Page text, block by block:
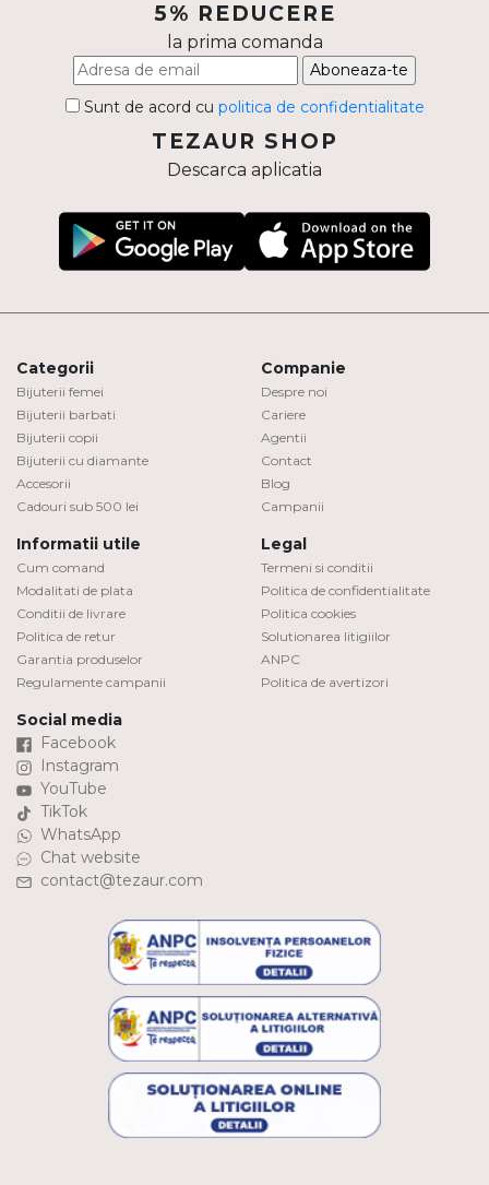
5% REDUCERE
la prima comanda
Aboneaza-te
Sunt de acord cu politica de confidentialitate
TEZAUR SHOP
Descarca aplicatia
Categorii
Bijuterii femei
Bijuterii barbati
Bijuterii copii
Bijuterii cu diamante
Accesorii
Cadouri sub 500 lei
Companie
Despre noi
Cariere
Agentii
Contact
Blog
Campanii
Informatii utile
Cum comand
Modalitati de plata
Conditii de livrare
Politica de retur
Garantia produselor
Regulamente campanii
Legal
Termeni si conditii
Politica de confidentialitate
Politica cookies
Solutionarea litigiilor
ANPC
Politica de avertizori
Social media
Facebook
Instagram
YouTube
TikTok
WhatsApp
Chat website
contact@tezaur.com